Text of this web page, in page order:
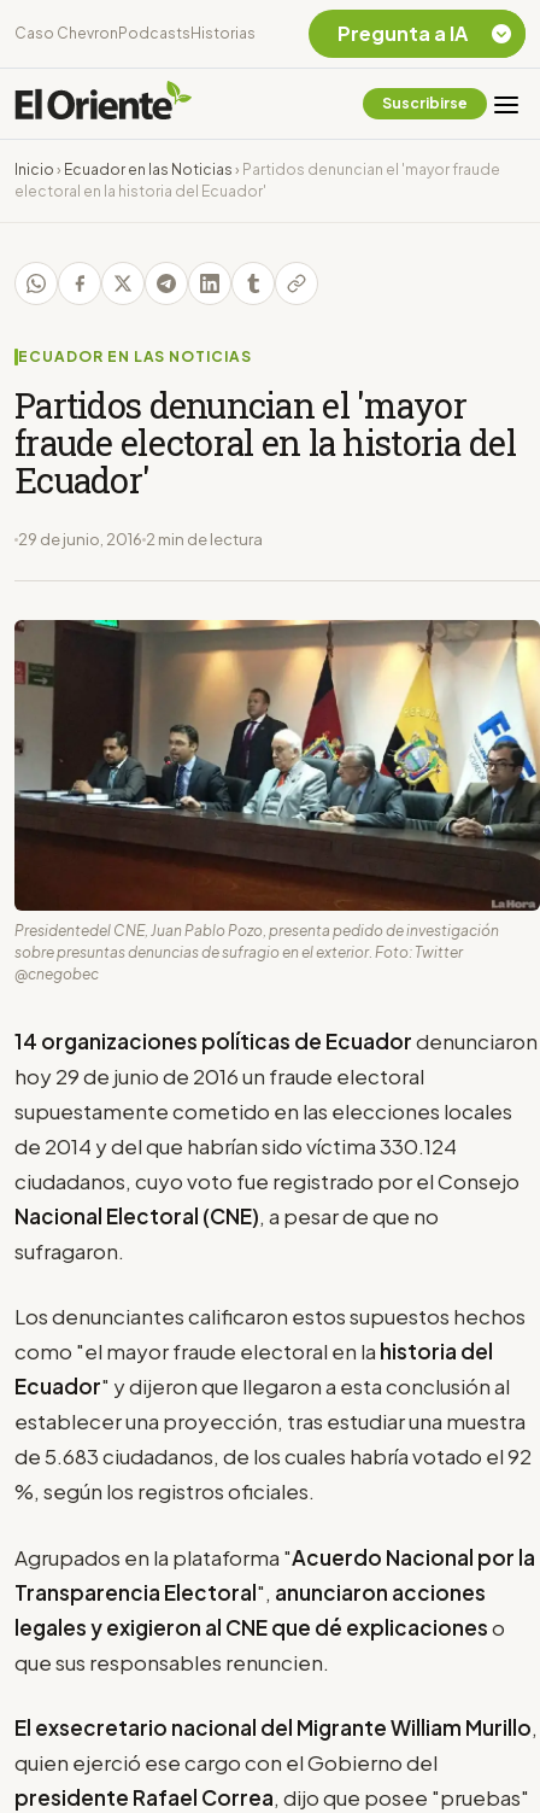
Caso Chevron Podcasts Historias
Suscribirse
Inicio › Ecuador en las Noticias › Partidos denuncian el 'mayor fraude
electoral en la historia del Ecuador'
ECUADOR EN LAS NOTICIAS
Partidos denuncian el 'mayor
fraude electoral en la historia del
Ecuador'
29 de junio, 2016 2 min de lectura
Presidentedel CNE, Juan Pablo Pozo, presenta pedido de investigación
sobre presuntas denuncias de sufragio en el exterior. Foto: Twitter
@cnegobec
14 organizaciones políticas de Ecuadordenunciaron
hoy 29 de junio de 2016 un fraude electoral
supuestamente cometido en las elecciones locales
de 2014 y del que habrían sido víctima 330.124
ciudadanos, cuyo voto fue registrado por el Consejo
Nacional Electoral (CNE), a pesar de que no
sufragaron.
Los denunciantes calificaron estos supuestos hechos
como "el mayor fraude electoral en la historia del
Ecuador" y dijeron que llegaron a esta conclusión al
establecer una proyección, tras estudiar una muestra
de 5.683 ciudadanos, de los cuales habría votado el 92
%, según los registros oficiales.
Agrupados en la plataforma "Acuerdo Nacional por la
Transparencia Electoral", anunciaron acciones
legales y exigieron al CNE que dé explicacioneso
que sus responsables renuncien.
El exsecretario nacional del Migrante William Murillo,
quien ejerció ese cargo con el Gobierno del
presidente Rafael Correa, dijo que posee "pruebas"
Pregunta a IA
Chevron Ecuador